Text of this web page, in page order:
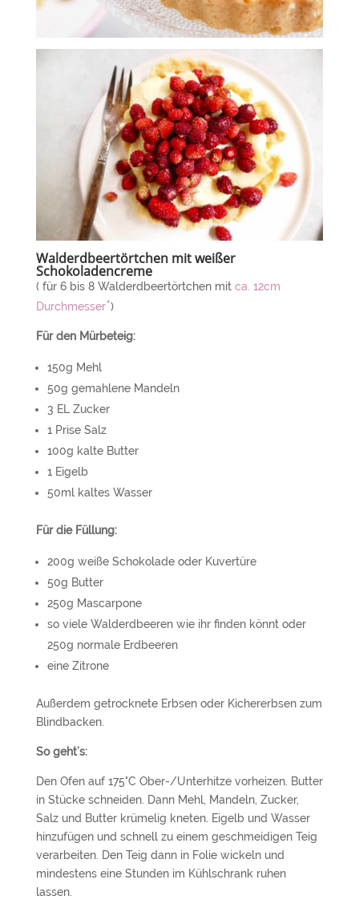
Walderdbeertörtchen mit weißer
Schokoladencreme
( für 6 bis 8 Walderdbeertörtchen mit ca. 12cm
Durchmesser*)
Für den Mürbeteig:
150g Mehl
50g gemahlene Mandeln
3 EL Zucker
1 Prise Salz
100g kalte Butter
1 Eigelb
50ml kaltes Wasser
Für die Füllung:
200g weiße Schokolade oder Kuvertüre
50g Butter
250g Mascarpone
so viele Walderdbeeren wie ihr finden könnt oder
250g normale Erdbeeren
eine Zitrone
Außerdem getrocknete Erbsen oder Kichererbsen zum
Blindbacken.
So geht’s:
Den Ofen auf 175°C Ober-/Unterhitze vorheizen. Butter
in Stücke schneiden. Dann Mehl, Mandeln, Zucker,
Salz und Butter krümelig kneten. Eigelb und Wasser
hinzufügen und schnell zu einem geschmeidigen Teig
verarbeiten. Den Teig dann in Folie wickeln und
mindestens eine Stunden im Kühlschrank ruhen
lassen.